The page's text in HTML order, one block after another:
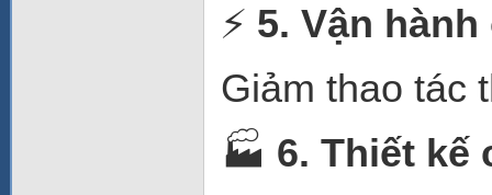
⚡ 5. Vận
Giảm thao tác
🏭 6. Thiết kế